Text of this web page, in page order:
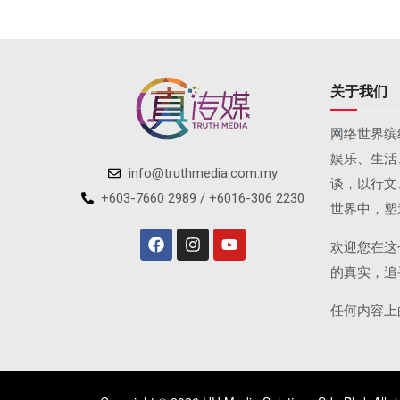
info@truthmedia.com.my
+603-7660 2989 / +6016-306 2230
关于我们
网络世界
娱乐、生
谈，以行
世界中，
欢迎您在
的真实，
任何内容